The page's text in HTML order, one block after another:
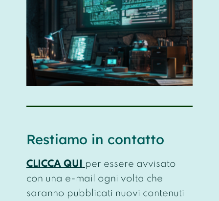
Restiamo in contatto
CLICCA QUI per essere avvisato
con una e-mail ogni volta che
saranno pubblicati nuovi contenuti